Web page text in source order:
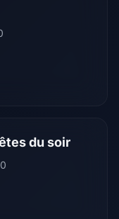
du soir